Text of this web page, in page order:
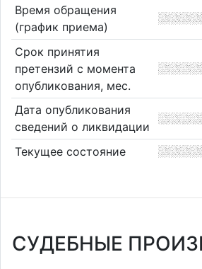
Время обращения
(график приема)
Срок принятия
претензий с момента
опубликования, мес.
Дата опубликования
сведений о ликвидации
Текущее состояние
СУДЕБНЫЕ